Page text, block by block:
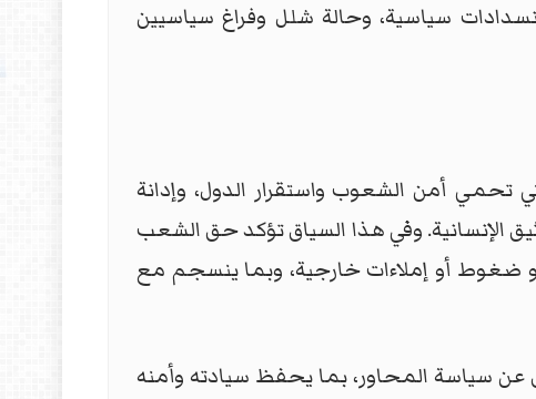
سياسية، وحالة شلل وفراغ سياسيين
تحمي أمن الشعوب واستقرار الدول، وإدانة
الإنسانية. وفي هذا السياق تؤكد حق الشعب
أو ضغوط أو إملاءات خارجية، وبما ينسجم مع
عن سياسة المحاور، بما يحفظ سيادته وأمنه